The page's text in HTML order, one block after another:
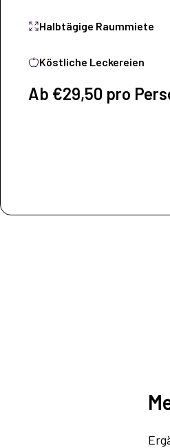
Halbtägige Raummiete
Köstliche Leckereien
Ab €29,50 pro